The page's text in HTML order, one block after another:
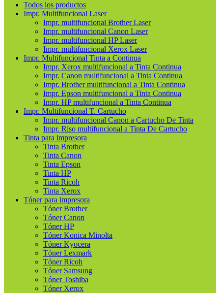
Todos los productos
Impr. Multifuncional Laser
Impr. multifuncional Brother Laser
Impr. multifuncional Canon Laser
Impr. multifuncional HP Laser
Impr. multifuncional Xerox Laser
Impr. Multifuncional Tinta a Continua
Impr. Xerox multifuncional a Tinta Continua
Impr. Canon multifuncional a Tinta Continua
Impr. Brother multifuncional a Tinta Continua
Impr. Epson multifuncional a Tinta Continua
Impr. HP multifuncional a Tinta Continua
Impr. Multifuncional T. Cartucho
Impr. multifuncional Canon a Cartucho De Tinta
Impr. Riso multifuncional a Tinta De Cartucho
Tinta para impresora
Tinta Brother
Tinta Canon
Tinta Epson
Tinta HP
Tinta Ricoh
Tinta Xerox
Tóner para impresora
Tóner Brother
Tóner Canon
Tóner HP
Tóner Konica Minolta
Tóner Kyocera
Tóner Lexmark
Tóner Ricoh
Tóner Samsung
Tóner Toshiba
Tóner Xerox